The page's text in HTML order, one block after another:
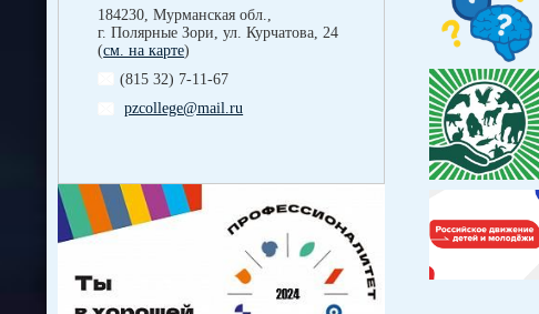
184230, Мурманская обл.,
г. Полярные Зори, ул. Курчатова, 24
(см. на карте)
(815 32) 7-11-67
pzcollege@mail.ru